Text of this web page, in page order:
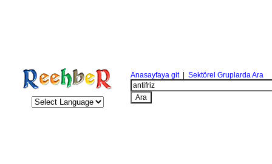
Anasayfaya git| Sektörel Gruplarda Ara